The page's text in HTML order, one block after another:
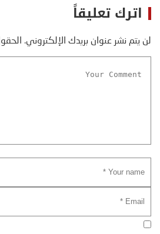
اترك تعليقاً
لن يتم نشر عنوان بريدك الإلكتروني.